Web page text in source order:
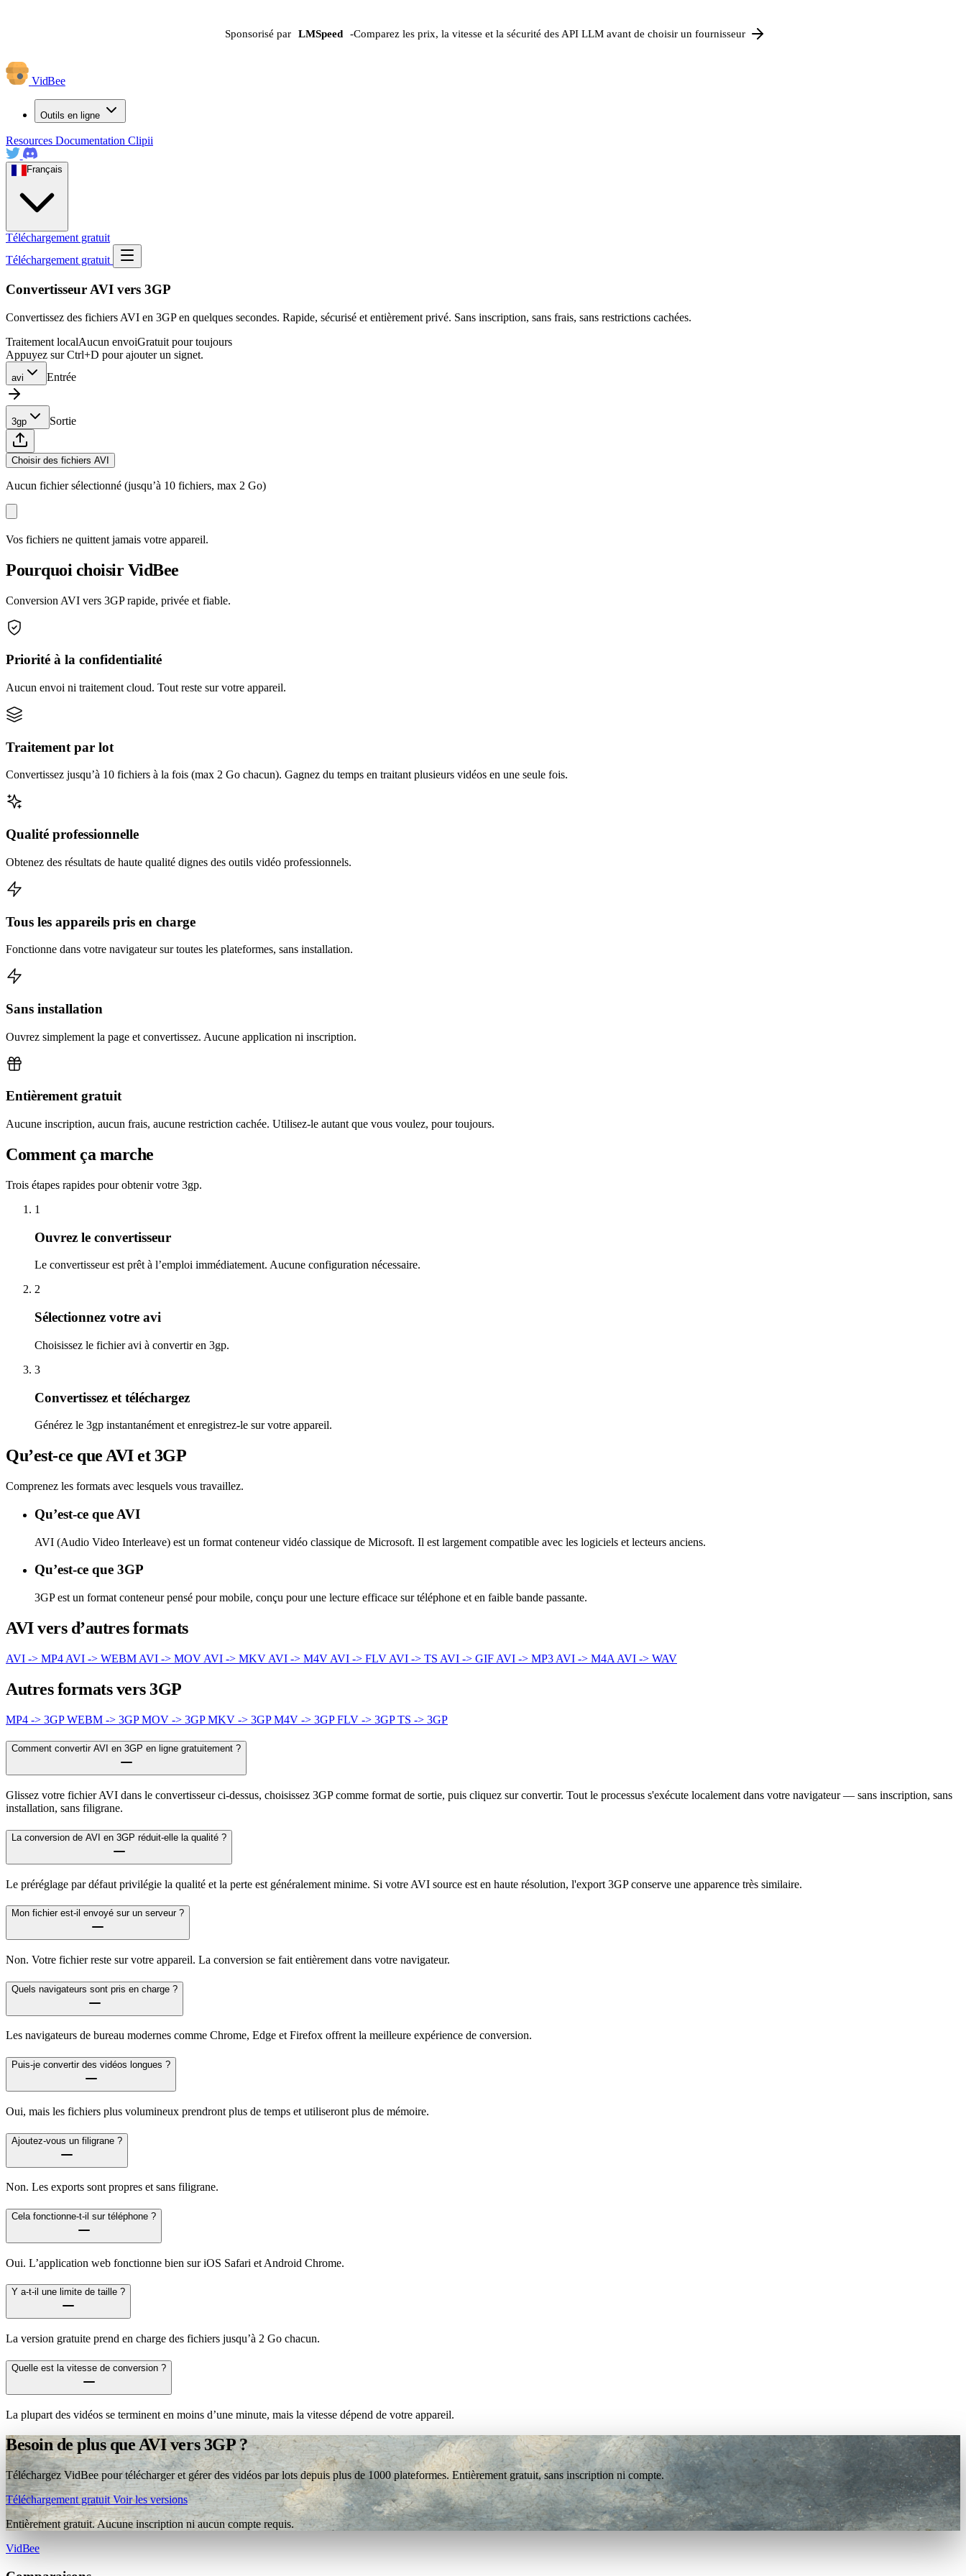
Sponsorisé par LMSpeed -Comparez les prix, la vitesse et la sécurité des API LLM avant de choisir un fournisseur
VidBee
Outils en ligne
Resources Documentation Clipii
Français
Téléchargement gratuit
Téléchargement gratuit
Convertisseur AVI vers 3GP
Convertissez des fichiers AVI en 3GP en quelques secondes. Rapide, sécurisé et entièrement privé. Sans inscription, sans frais, sans restrictions cachées.
Traitement localAucun envoiGratuit pour toujours
Appuyez sur Ctrl+D pour ajouter un signet.
avi Entrée
3gp Sortie
Choisir des fichiers AVI
Aucun fichier sélectionné (jusqu’à 10 fichiers, max 2 Go)
Vos fichiers ne quittent jamais votre appareil.
Pourquoi choisir VidBee
Conversion AVI vers 3GP rapide, privée et fiable.
Priorité à la confidentialité
Aucun envoi ni traitement cloud. Tout reste sur votre appareil.
Traitement par lot
Convertissez jusqu’à 10 fichiers à la fois (max 2 Go chacun). Gagnez du temps en traitant plusieurs vidéos en une seule fois.
Qualité professionnelle
Obtenez des résultats de haute qualité dignes des outils vidéo professionnels.
Tous les appareils pris en charge
Fonctionne dans votre navigateur sur toutes les plateformes, sans installation.
Sans installation
Ouvrez simplement la page et convertissez. Aucune application ni inscription.
Entièrement gratuit
Aucune inscription, aucun frais, aucune restriction cachée. Utilisez-le autant que vous voulez, pour toujours.
Comment ça marche
Trois étapes rapides pour obtenir votre 3gp.
1
Ouvrez le convertisseur
Le convertisseur est prêt à l’emploi immédiatement. Aucune configuration nécessaire.
2
Sélectionnez votre avi
Choisissez le fichier avi à convertir en 3gp.
3
Convertissez et téléchargez
Générez le 3gp instantanément et enregistrez-le sur votre appareil.
Qu’est-ce que AVI et 3GP
Comprenez les formats avec lesquels vous travaillez.
Qu’est-ce que AVI
AVI (Audio Video Interleave) est un format conteneur vidéo classique de Microsoft. Il est largement compatible avec les logiciels et lecteurs anciens.
Qu’est-ce que 3GP
3GP est un format conteneur pensé pour mobile, conçu pour une lecture efficace sur téléphone et en faible bande passante.
AVI vers d’autres formats
AVI -> MP4 AVI -> WEBM AVI -> MOV AVI -> MKV AVI -> M4V AVI -> FLV AVI -> TS AVI -> GIF AVI -> MP3 AVI -> M4A AVI -> WAV
Autres formats vers 3GP
MP4 -> 3GPWEBM -> 3GPMOV -> 3GPMKV -> 3GPM4V -> 3GPFLV -> 3GPTS -> 3GP
Comment convertir AVI en 3GP en ligne gratuitement ?
Glissez votre fichier AVI dans le convertisseur ci-dessus, choisissez 3GP comme format de sortie, puis cliquez sur convertir. Tout le processus s'exécute localement dans votre navigateur — sans inscription, sans
installation, sans filigrane.
La conversion de AVI en 3GP réduit-elle la qualité ?
Le préréglage par défaut privilégie la qualité et la perte est généralement minime. Si votre AVI source est en haute résolution, l'export 3GP conserve une apparence très similaire.
Mon fichier est-il envoyé sur un serveur ?
Non. Votre fichier reste sur votre appareil. La conversion se fait entièrement dans votre navigateur.
Quels navigateurs sont pris en charge ?
Les navigateurs de bureau modernes comme Chrome, Edge et Firefox offrent la meilleure expérience de conversion.
Puis-je convertir des vidéos longues ?
Oui, mais les fichiers plus volumineux prendront plus de temps et utiliseront plus de mémoire.
Ajoutez-vous un filigrane ?
Non. Les exports sont propres et sans filigrane.
Cela fonctionne-t-il sur téléphone ?
Oui. L’application web fonctionne bien sur iOS Safari et Android Chrome.
Y a-t-il une limite de taille ?
La version gratuite prend en charge des fichiers jusqu’à 2 Go chacun.
Quelle est la vitesse de conversion ?
La plupart des vidéos se terminent en moins d’une minute, mais la vitesse dépend de votre appareil.
Besoin de plus que AVI vers 3GP ?
Téléchargez VidBee pour télécharger et gérer des vidéos par lots depuis plus de 1000 plateformes. Entièrement gratuit, sans inscription ni compte.
Téléchargement gratuitVoir les versions
Entièrement gratuit. Aucune inscription ni aucun compte requis.
VidBee